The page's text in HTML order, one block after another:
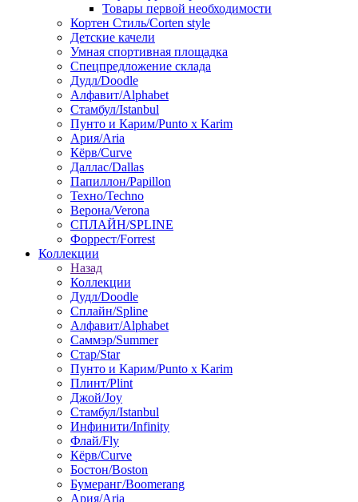
Товары первой необходимости
Кортен Стиль/Corten style
Детские качели
Умная спортивная площадка
Спецпредложение склада
Дудл/Doodle
Алфавит/Alphabet
Стамбул/Istanbul
Пунто и Карим/Punto x Karim
Ария/Aria
Кёрв/Curve
Даллас/Dallas
Папиллон/Papillon
Техно/Techno
Верона/Verona
СПЛАЙН/SPLINE
Форрест/Forrest
Коллекции
Назад
Коллекции
Дудл/Doodle
Сплайн/Spline
Алфавит/Alphabet
Саммэр/Summer
Стар/Star
Пунто и Карим/Punto x Karim
Плинт/Plint
Джой/Joy
Стамбул/Istanbul
Инфинити/Infinity
Флай/Fly
Кёрв/Curve
Бостон/Boston
Бумеранг/Boomerang
Ария/Aria